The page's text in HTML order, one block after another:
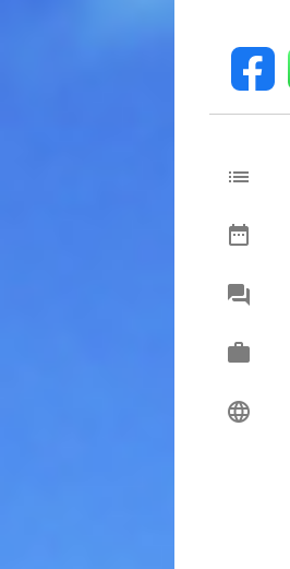
fb
list
date_range
chat
work
language